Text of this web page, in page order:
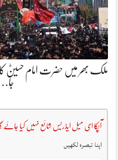
ملک بھر میں حضرت امام حسینؓ کا
آپکا ای میل ایڈریس شائع نہیں کیا جائے
اپنا تبصرہ لکھیں